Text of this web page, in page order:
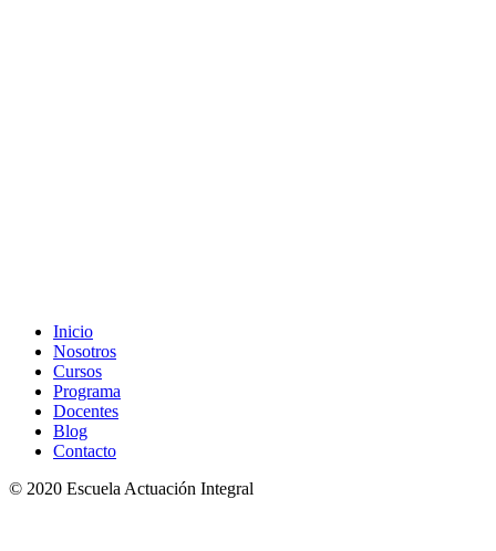
Inicio
Nosotros
Cursos
Programa
Docentes
Blog
Contacto
© 2020 Escuela Actuación Integral